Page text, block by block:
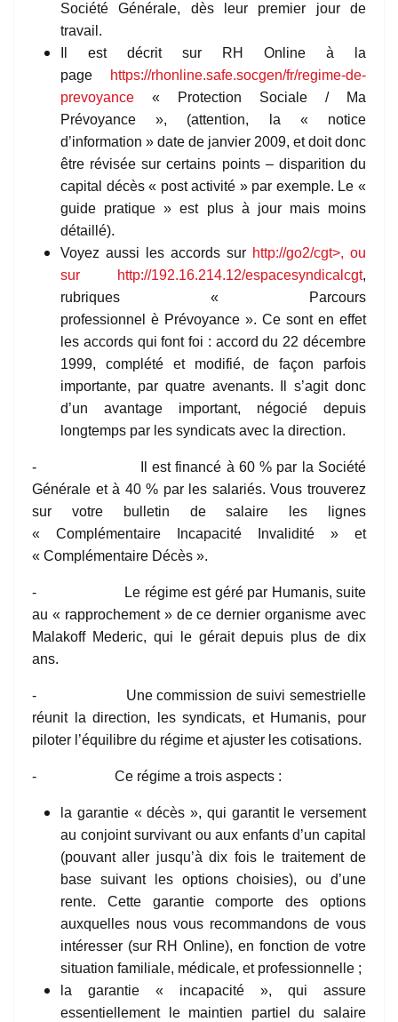
Société Générale, dès leur premier jour de
travail.
Il est décrit sur RH Online à la
page
https://rhonline.safe.socgen/fr/regime-de-
prevoyance « Protection Sociale / Ma
Prévoyance », (attention, la « notice
d’information » date de janvier 2009, et doit donc
être révisée sur certains points – disparition du
capital décès « post activité » par exemple. Le «
guide pratique » est plus à jour mais moins
détaillé).
Voyez aussi les accords sur http://go2/cgt>, ou
sur
http://192.16.214.12/espacesyndicalcgt,
rubriques « Parcours
professionnel è Prévoyance ». Ce sont en effet
les accords qui font foi : accord du 22 décembre
1999, complété et modifié, de façon parfois
importante, par quatre avenants. Il s’agit donc
d’un avantage important, négocié depuis
longtemps par les syndicats avec la direction.
- Il est financé à 60 % par la Société
Générale et à 40 % par les salariés. Vous trouverez
sur votre bulletin de salaire les lignes
« Complémentaire Incapacité Invalidité » et
« Complémentaire Décès ».
- Le régime est géré par Humanis, suite
au « rapprochement » de ce dernier organisme avec
Malakoff Mederic, qui le gérait depuis plus de dix
ans.
- Une commission de suivi semestrielle
réunit la direction, les syndicats, et Humanis, pour
piloter l’équilibre du régime et ajuster les cotisations.
- Ce régime a trois aspects :
la garantie « décès », qui garantit le versement
au conjoint survivant ou aux enfants d’un capital
(pouvant aller jusqu’à dix fois le traitement de
base suivant les options choisies), ou d’une
rente. Cette garantie comporte des options
auxquelles nous vous recommandons de vous
intéresser (sur RH Online), en fonction de votre
situation familiale, médicale, et professionnelle ;
la garantie « incapacité », qui assure
essentiellement le maintien partiel du salaire